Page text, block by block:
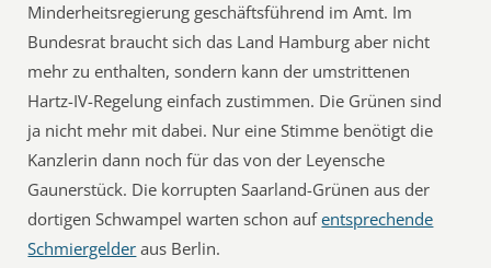
Minderheitsregierung geschäftsführend im Amt. Im
Bundesrat braucht sich das Land Hamburg aber nicht
mehr zu enthalten, sondern kann der umstrittenen
Hartz-IV-Regelung einfach zustimmen. Die Grünen sind
ja nicht mehr mit dabei. Nur eine Stimme benötigt die
Kanzlerin dann noch für das von der Leyensche
Gaunerstück. Die korrupten Saarland-Grünen aus der
dortigen Schwampel warten schon aufentsprechende
Schmiergelder aus Berlin.